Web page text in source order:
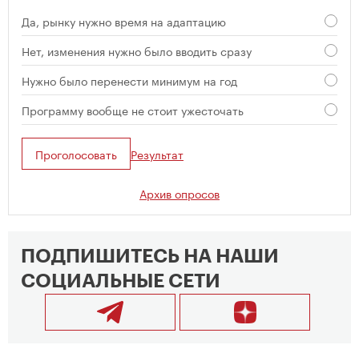
Да, рынку нужно время на адаптацию
Нет, изменения нужно было вводить сразу
Нужно было перенести минимум на год
Программу вообще не стоит ужесточать
Проголосовать Результат
Архив опросов
ПОДПИШИТЕСЬ НА НАШИ
СОЦИАЛЬНЫЕ СЕТИ